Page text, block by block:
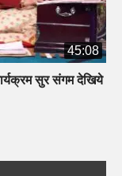
45:08
सुर संगम देखिये